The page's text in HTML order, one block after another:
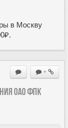
в Москву
+
ОАО ФПК